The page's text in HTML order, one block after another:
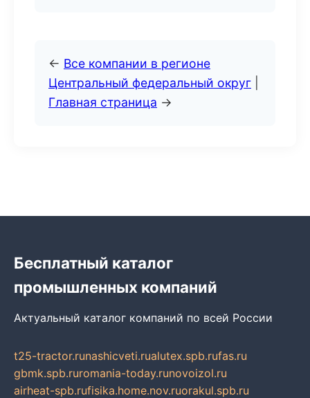
← Все компании в регионе
Центральный федеральный округ
Главная страница →
Бесплатный каталог
промышленных компаний
Актуальный каталог компаний по всей России
t25-tractor.runashicveti.rualutex.spb.rufas.ru
gbmk.spb.ruromania-today.runovoizol.ru
airheat-spb.rufisika.home.nov.ruorakul.spb.ru